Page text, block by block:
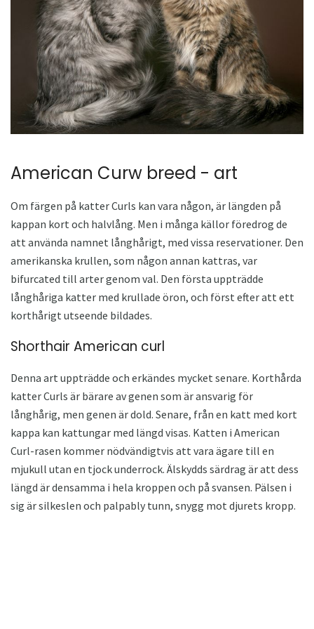
American Curw breed - art
Om färgen på katter Curls kan vara någon, är längden på
kappan kort och halvlång. Men i många källor föredrog de
att använda namnet långhårigt, med vissa reservationer. Den
amerikanska krullen, som någon annan kattras, var
bifurcated till arter genom val. Den första uppträdde
långhåriga katter med krullade öron, och först efter att ett
korthårigt utseende bildades.
Shorthair American curl
Denna art uppträdde och erkändes mycket senare. Korthårda
katter Curls är bärare av genen som är ansvarig för
långhårig, men genen är dold. Senare, från en katt med kort
kappa kan kattungar med längd visas. Katten i American
Curl-rasen kommer nödvändigtvis att vara ägare till en
mjukull utan en tjock underrock. Älskydds särdrag är att dess
längd är densamma i hela kroppen och på svansen. Pälsen i
sig är silkeslen och palpably tunn, snygg mot djurets kropp.